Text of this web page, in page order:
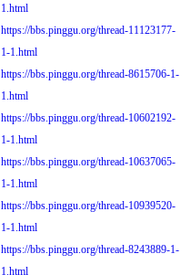
1.html
https://bbs.pinggu.org/thread-11123177-
1-1.html
https://bbs.pinggu.org/thread-8615706-1-
1.html
https://bbs.pinggu.org/thread-10602192-
1-1.html
https://bbs.pinggu.org/thread-10637065-
1-1.html
https://bbs.pinggu.org/thread-10939520-
1-1.html
https://bbs.pinggu.org/thread-8243889-1-
1.html